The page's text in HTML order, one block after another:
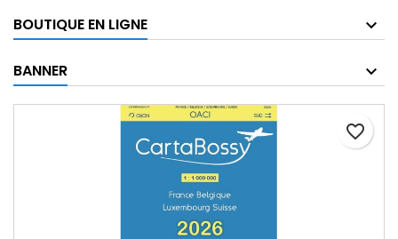
BOUTIQUE EN LIGNE
BANNER
favorite_border